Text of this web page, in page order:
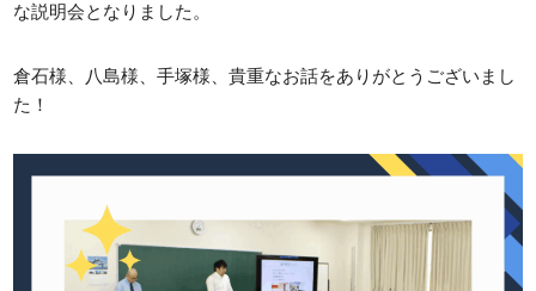
TEL: 028-681-1301 / FAX: 028-681-1304
な説明会となりました。
倉石様、八島様、手塚様、貴重なお話をありがとうございまし
た！